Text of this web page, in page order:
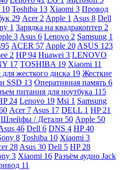
10 Toshiba 13 Xiaomi 3 Провод
29 Acer 2 Apple 1 Asus 8 Dell
1 Зарядка на квадракоптер 2
3 Asus 6 Lenovo 2 Samsung 1
ACER 57 Apple 20 ASUS 123
2 HP94 Huawei 3 LENOVO
17 TOSHIBA 19 Xiaomi 11
для жесткого диска 19 Жесткие
SSD 13 Оперативная память 6
питания для ноутбука 115
24 Lenovo 19 Msi 1 Samsung
Acer 7 Asus 17 DELL 1 HP 21
Шлейфы / Детали 50 Apple 50
46 Dell 6 DNS 4 HP40
8 Toshiba 10 Xiaomi 3
28 Asus 30 Dell 5 HP 28
3 Xiaomi 16 Разъём аудио Jack
11